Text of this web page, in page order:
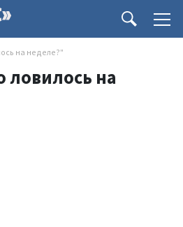
на неделе?"
ловилось на